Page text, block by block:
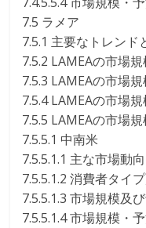
7.5 ラメア
7.5.1 主要なトレンド
7.5.2 LAMEAの市場
7.5.3 LAMEAの市場
7.5.4 LAMEAの市場
7.5.5 LAMEAの市場
7.5.5.1 中南米
7.5.5.1.1 主な市場動
7.5.5.1.2 消費者タイ
7.5.5.1.3 市場規模及
7.5.5.1.4 市場規模・